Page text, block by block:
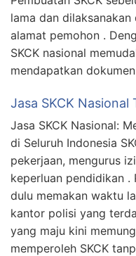
lama dan
alamat pemohon .
SKCK nasional
mendapatkan
Jasa SKCK
Jasa SKCK Nasional:
di Seluruh Indonesia
pekerjaan, mengurus
keperluan pendidikan .
dulu memakan waktu
kantor polisi yang
yang maju kini
memperoleh SKCK